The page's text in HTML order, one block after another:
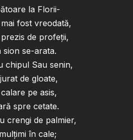
la Florii-
fost vreodată,
de profeții,
sion se-arata.
chipul Sau senin,
de gloate,
pe asis,
spre cetate.
crengi de palmier,
în cale;